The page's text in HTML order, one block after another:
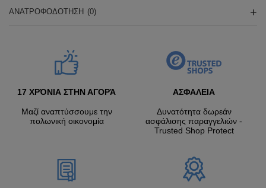
ΑΝΑΤΡΟΦΟΔΌΤΗΣΗ (0)
17 ΧΡΌΝΙΑ ΣΤΗΝ ΑΓΟΡΆ
Μαζί αναπτύσσουμε την
πολωνική οικονομία
ΑΣΦΑΛΕΙΑ
Δυνατότητα δωρεάν
ασφάλισης παραγγελιών -
Trusted Shop Protect